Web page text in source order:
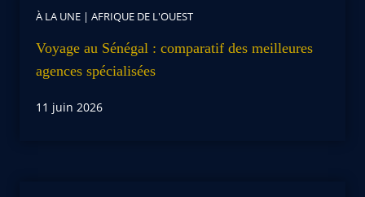
À LA UNE | AFRIQUE DE L'OUEST
Voyage au Sénégal : comparatif des meilleures
agences spécialisées
11 juin 2026